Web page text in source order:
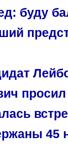
буду
просил
45